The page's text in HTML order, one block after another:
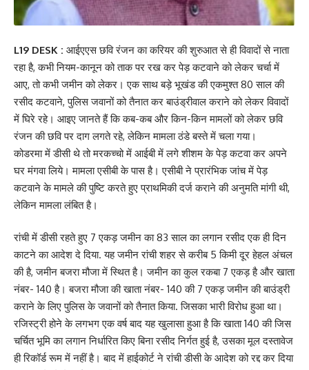
L19 DESK : आईएएस छवि रंजन का करियर की शुरुआत से ही विवादों से नाता
रहा है, कभी नियम-कानून को ताक पर रख कर पेड़ कटवाने को लेकर चर्चा में
आए, तो कभी जमीन को लेकर। एक साथ बड़े भूखंड की एकमुश्त 80 साल की
रसीद कटवाने, पुलिस जवानों को तैनात कर बाउंड्रीवाल कराने को लेकर विवादों
में घिरे रहे। आइए जानते हैं कि कब-कब और किन-किन मामलों को लेकर छवि
रंजन की छवि पर दाग लगते रहे, लेकिन मामला ठंडे बस्ते में चला गया।
कोडरमा में डीसी थे तो मरकच्चो में आईबी में लगे शीशम के पेड़ कटवा कर अपने
घर मंगवा लिये। मामला एसीबी के पास है। एसीबी ने प्रारंभिक जांच में पेड़
कटवाने के मामले की पुष्टि करते हुए प्राथमिकी दर्ज कराने की अनुमति मांगी थी,
लेकिन मामला लंबित है।
रांची में डीसी रहते हुए 7 एकड़ जमीन का 83 साल का लगान रसीद एक ही दिन
काटने का आदेश दे दिया. यह जमीन रांची शहर से करीब 5 किमी दूर हेहल अंचल
की है, जमीन बजरा मौजा में स्थित है। जमीन का कुल रकबा 7 एकड़ है और खाता
नंबर- 140 है। बजरा मौजा की खाता नंबर- 140 की 7 एकड़ जमीन की बाउंड्री
कराने के लिए पुलिस के जवानों को तैनात किया. जिसका भारी विरोध हुआ था।
रजिस्ट्री होने के लगभग एक वर्ष बाद यह खुलासा हुआ है कि खाता 140 की जिस
चर्चित भूमि का लगान निर्धारित किए बिना रसीद निर्गत हुई है, उसका मूल दस्तावेज
ही रिकॉर्ड रूम में नहीं है। बाद में हाईकोर्ट ने रांची डीसी के आदेश को रद्द कर दिया